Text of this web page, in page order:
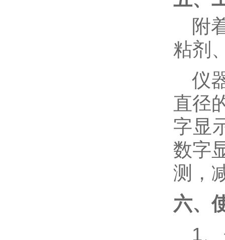
附
粘剂
仪
直径
字显
数字
测，
六、
1